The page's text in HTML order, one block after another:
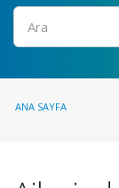
Ara
ANA SAYFA